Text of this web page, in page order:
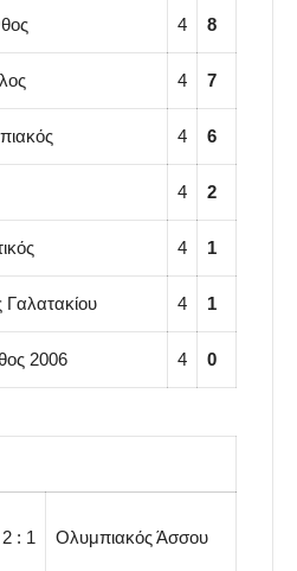
4 8
4 7
4 6
4 2
4 1
4 1
2006 4 0
2 : 1 Ολυμπιακός Άσσου